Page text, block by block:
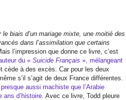
le biais d’un mariage mixte, une moitié des
dans l’assimilation que certains
l’impression que donne ce livre, c’est
du « Suicide Français », mélangeant
cède à des excès. Car pour les deux
s’il s’agit de deux France différentes.
aussi machiste que l’Arabie
ans d’histoire . Avec ce livre, Todd pleure